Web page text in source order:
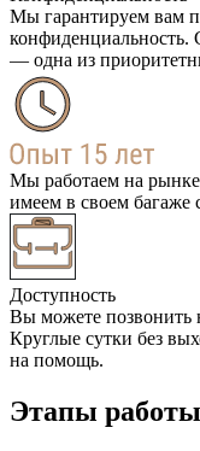
Мы гарантируем вам
— одна из
Мы работаем на
имеем в своем багаже
Доступность
Вы можете позвонить
Круглые сутки без
на помощь.
Этапы работы